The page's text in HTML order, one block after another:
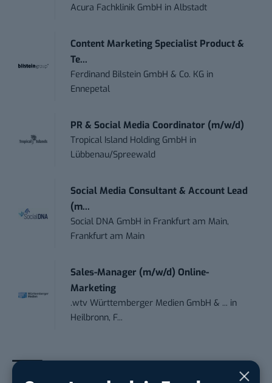
Acura Fachklinik GmbH inAlbstadt
Content Marketing Specialist Product &
Te...
Ferdinand Bilstein GmbH & Co. KG in
Ennepetal
PR & Social Media Coordinator (m/w/d)
Tropical Island Holding GmbH in
Lübbenau/Spreewald
Social Media Consultant & Account Lead
(m...
Social DNA GmbH in Frankfurt am Main,
Frankfurt am Main
Sales-Manager (m/w/d) Online-
Marketing
.wtv Württemberger Medien GmbH & ... in
Heilbronn, F...